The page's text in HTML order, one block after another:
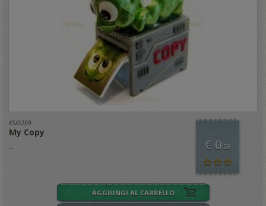
KSI0209
My Copy
.. € 0,50
AGGIUNGI AL CARRELLO